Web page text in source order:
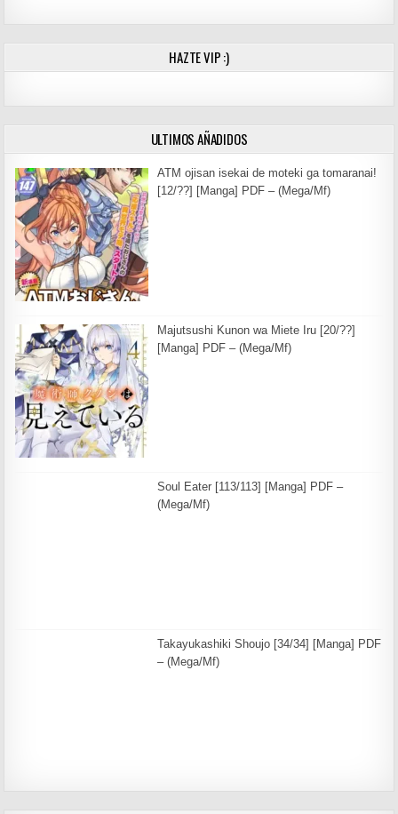
HAZTE VIP :)
ULTIMOS AÑADIDOS
ATM ojisan isekai de moteki ga tomaranai!
[12/??] [Manga] PDF – (Mega/Mf)
Majutsushi Kunon wa Miete Iru [20/??]
[Manga] PDF – (Mega/Mf)
Soul Eater [113/113] [Manga] PDF –
(Mega/Mf)
Takayukashiki Shoujo [34/34] [Manga] PDF
– (Mega/Mf)